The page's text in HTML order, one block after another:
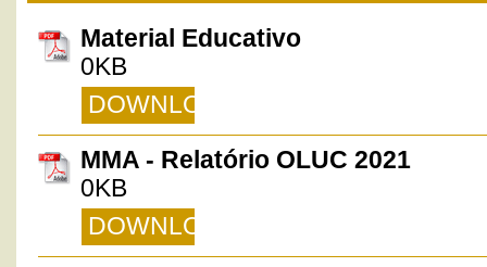
Material Educativo
0KB
DOWNLOAD
MMA - Relatório OLUC 2021
0KB
DOWNLOAD